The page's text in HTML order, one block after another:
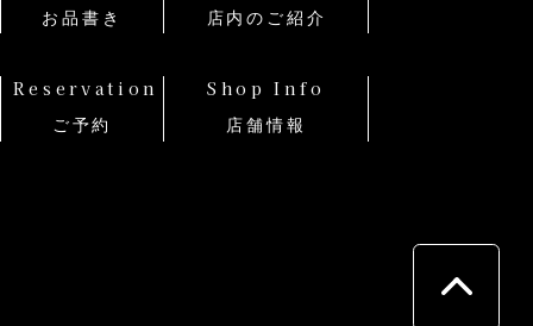
お品書き 店内のご紹介
Reservation
ご予約
Shop Info
店舗情報